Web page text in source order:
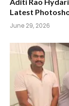
Latest
June 29, 2026